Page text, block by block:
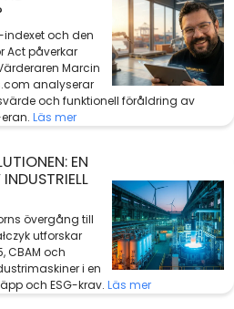
indexet och den
Act påverkar
Marcin
analyserar
och funktionell föråldring av
Läs mer
EN
övergång till
utforskar
CBAM och
i en
och ESG-krav. Läs mer